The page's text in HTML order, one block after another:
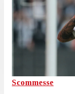
Scommesse